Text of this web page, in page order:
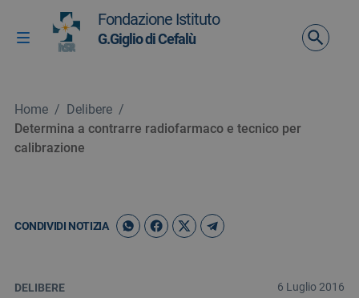
Vai ai contenuti
Vai al menu di navigazione
Vai al footer
Attiva / disattiva la navigazione
Fondazione Istituto
G.Giglio di Cefalù
Home / Delibere /
Determina a contrarre radiofarmaco e tecnico per
calibrazione
CONDIVIDI NOTIZIA
DELIBERE 6 Luglio 2016